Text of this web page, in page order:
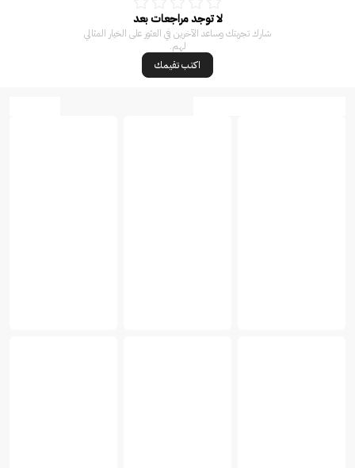
لا توجد مراجعات بعد
شارك تجربتك وساعد الآخرين في العثور على الخيار المثالي
لهم.
اكتب تقيمك